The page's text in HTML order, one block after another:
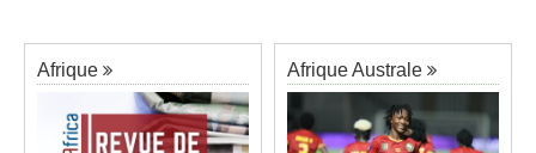
Afrique Afrique Australe